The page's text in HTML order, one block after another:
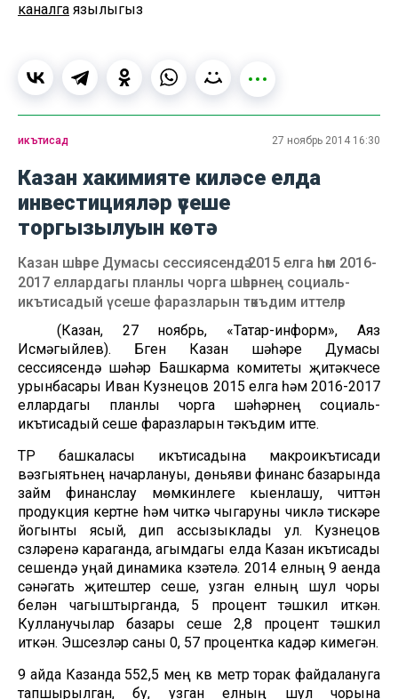
каналга язылыгыз
икътисад 27 ноябрь 2014 16:30
Казан хакимияте киләсе елда
инвестицияләр үсеше
торгызылуын көтә
Казан шәһәре Думасы сессиясендә 2015 елга һәм 2016-
2017 еллардагы планлы чорга шәһәрнең социаль-
икътисадый үсеше фаразларын тәкъдим иттеләр
(Казан, 27 ноябрь, «Татар-информ», Аяз
Исмәгыйлев). Бүген Казан шәһәре Думасы
сессиясендә шәһәр Башкарма комитеты җитәкчесе
урынбасары Иван Кузнецов 2015 елга һәм 2016-2017
еллардагы планлы чорга шәһәрнең социаль-
икътисадый үсеше фаразларын тәкъдим итте.
ТР башкаласы икътисадына макроикътисади
вәзгыятьнең начарлануы, дөньяви финанс базарында
займ финанслау мөмкинлеге кыенлашу, читтән
продукция кертүне һәм читкә чыгаруны чикләү тискәре
йогынты ясый, дип ассызыклады ул. Кузнецов
сүзләренә караганда, агымдагы елда Казан икътисады
үсешендә уңай динамика күзәтелә. 2014 елның 9 аенда
сәнәгать җитештерү үсеше, узган елның шул чоры
белән чагыштырганда, 5 процент тәшкил иткән.
Кулланучылар базары үсеше 2,8 процент тәшкил
иткән. Эшсезләр саны 0, 57 процентка кадәр кимегән.
9 айда Казанда 552,5 мең кв метр торак файдалануга
тапшырылган, бу, узган елның шул чорына